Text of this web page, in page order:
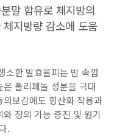
말 함유로 체지방의
지방량 감소에 도움
소한 발효율피는 밤 속껍
폴리페놀 성분을 극대
보감에도 항산화 작용과
장의 기능 증진 및 원기
.